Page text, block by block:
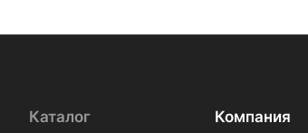
Каталог Компания